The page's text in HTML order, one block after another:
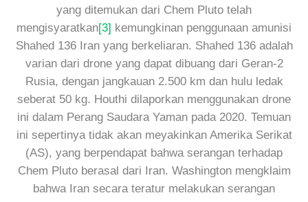
yang ditemukan dari Chem Pluto telah
mengisyaratkan[3] kemungkinan penggunaan amunisi
Shahed 136 Iran yang berkeliaran. Shahed 136 adalah
varian dari drone yang dapat dibuang dari Geran-2
Rusia, dengan jangkauan 2.500 km dan hulu ledak
seberat 50 kg. Houthi dilaporkan menggunakan drone
ini dalam Perang Saudara Yaman pada 2020. Temuan
ini sepertinya tidak akan meyakinkan Amerika Serikat
(AS), yang berpendapat bahwa serangan terhadap
Chem Pluto berasal dari Iran. Washington mengklaim
bahwa Iran secara teratur melakukan serangan